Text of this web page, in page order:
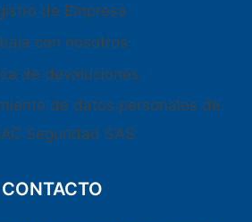
de Empresa
con nosotros
de devoluciones
de datos personales de
Seguridad SAS
CONTACTO